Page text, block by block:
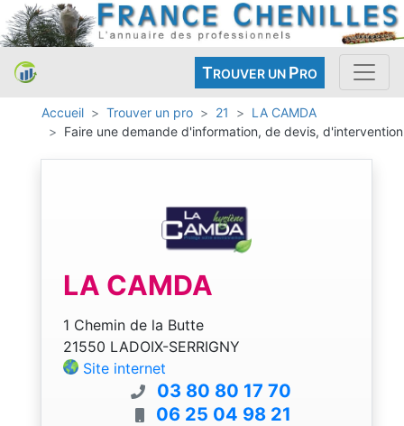
TROUVER UN PRO
Accueil Trouver un pro 21
LA CAMDA
Faire une demande d'information, de devis, d'intervention
LA CAMDA
1 Chemin de la Butte
21550 LADOIX-SERRIGNY
Site internet
03 80 80 17 70
06 25 04 98 21